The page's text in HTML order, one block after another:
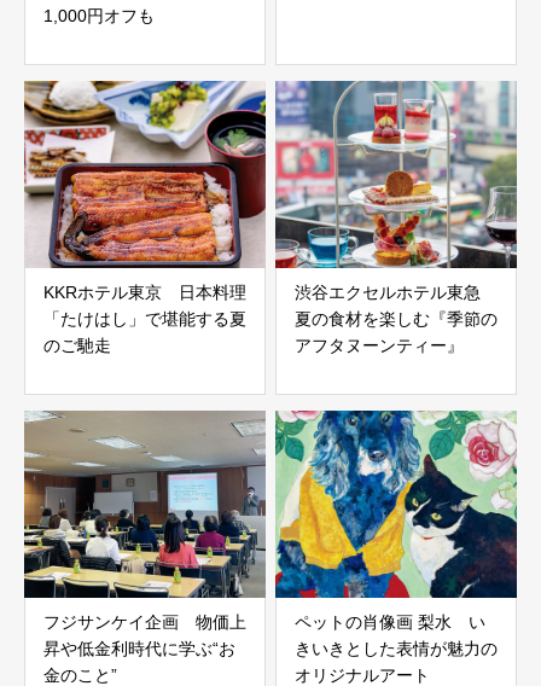
1,000円オフも
KKRホテル東京 日本料理
「たけはし」で堪能する夏
のご馳走
渋谷エクセルホテル東急
夏の食材を楽しむ『季節の
アフタヌーンティー』
フジサンケイ企画 物価上
昇や低金利時代に学ぶ“お
金のこと”
ペットの肖像画 梨水 い
きいきとした表情が魅力の
オリジナルアート